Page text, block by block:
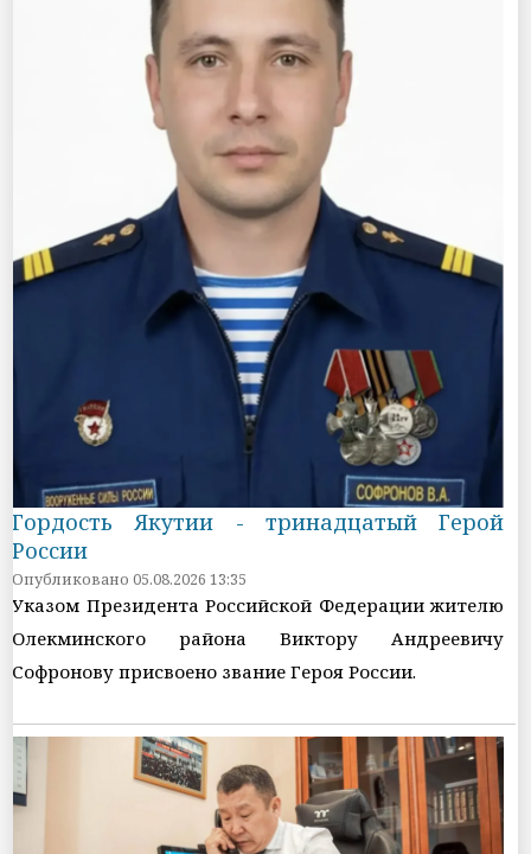
Гордость Якутии - тринадцатый Герой
России
Опубликовано 05.08.2026 13:35
Указом Президента Российской Федерации жителю
Олекминского района Виктору Андреевичу
Софронову присвоено звание Героя России.